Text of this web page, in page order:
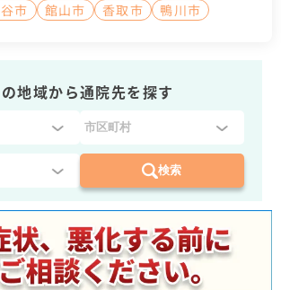
市 館山市 香取市 鴨川市
地域から通院先を探す
都
県
を
選
択
：
検索